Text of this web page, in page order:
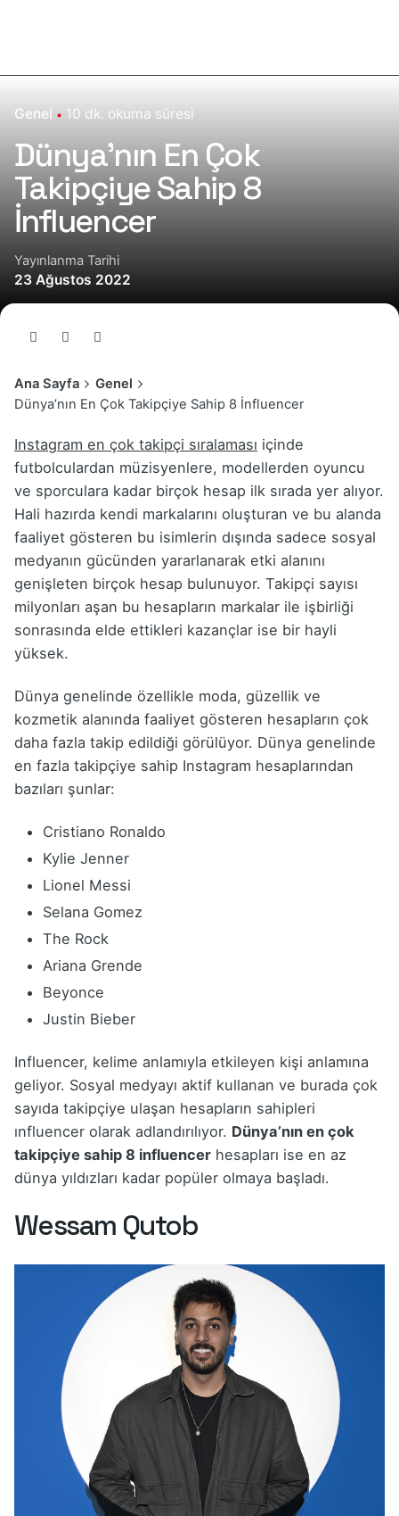
Genel 10 dk. okuma süresi
Dünya’nın En Çok
Takipçiye Sahip 8
İnfluencer
Yayınlanma Tarihi
23 Ağustos 2022
Ana Sayfa
Genel
Dünya’nın En Çok Takipçiye Sahip 8 İnfluencer
Instagram en çok takipçi sıralaması içinde
futbolculardan müzisyenlere, modellerden oyuncu
ve sporculara kadar birçok hesap ilk sırada yer alıyor.
Hali hazırda kendi markalarını oluşturan ve bu alanda
faaliyet gösteren bu isimlerin dışında sadece sosyal
medyanın gücünden yararlanarak etki alanını
genişleten birçok hesap bulunuyor. Takipçi sayısı
milyonları aşan bu hesapların markalar ile işbirliği
sonrasında elde ettikleri kazançlar ise bir hayli
yüksek.
Dünya genelinde özellikle moda, güzellik ve
kozmetik alanında faaliyet gösteren hesapların çok
daha fazla takip edildiği görülüyor. Dünya genelinde
en fazla takipçiye sahip Instagram hesaplarından
bazıları şunlar:
Cristiano Ronaldo
Kylie Jenner
Lionel Messi
Selana Gomez
The Rock
Ariana Grende
Beyonce
Justin Bieber
Influencer, kelime anlamıyla etkileyen kişi anlamına
geliyor. Sosyal medyayı aktif kullanan ve burada çok
sayıda takipçiye ulaşan hesapların sahipleri
ınfluencer olarak adlandırılıyor. Dünya’nın en çok
takipçiye sahip 8 influencer hesapları ise en az
dünya yıldızları kadar popüler olmaya başladı.
Wessam Qutob